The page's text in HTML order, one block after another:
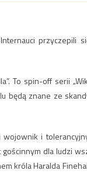
przyczepili
To spin-off serii
będą znane ze
i
dla ludzi
króla Haralda